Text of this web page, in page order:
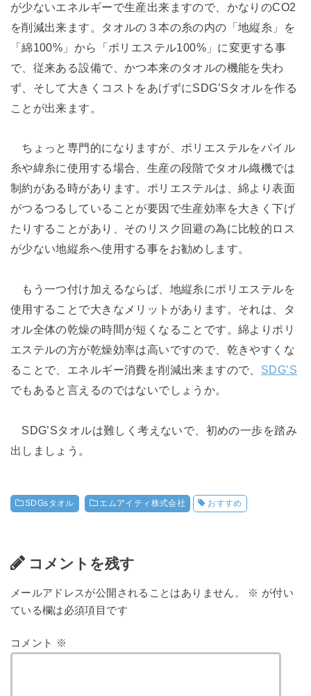
が少ないエネルギーで生産出来ますので、かなりのCO2
を削減出来ます。タオルの３本の糸の内の「地縦糸」を
「綿100%」から「ポリエステル100%」に変更する事
で、従来ある設備で、かつ本来のタオルの機能を失わ
ず、そして大きくコストをあげずにSDG’Sタオルを作る
ことが出来ます。
ちょっと専門的になりますが、ポリエステルをパイル
糸や緯糸に使用する場合、生産の段階でタオル織機では
制約がある時があります。ポリエステルは、綿より表面
がつるつるしていることが要因で生産効率を大きく下げ
たりすることがあり、そのリスク回避の為に比較的ロス
が少ない地縦糸へ使用する事をお勧めします。
もう一つ付け加えるならば、地縦糸にポリエステルを
使用することで大きなメリットがあります。それは、タ
オル全体の乾燥の時間が短くなることです。綿よりポリ
エステルの方が乾燥効率は高いですので、乾きやすくな
ることで、エネルギー消費を削減出来ますので、 SDG’S
でもあると言えるのではないでしょうか。
SDG’Sタオルは難しく考えないで、初めの一歩を踏み
出しましょう。
SDGsタオル エムアイティ株式会社 おすすめ
コメントを残す
メールアドレスが公開されることはありません。 ※ が付い
ている欄は必須項目です
コメント ※